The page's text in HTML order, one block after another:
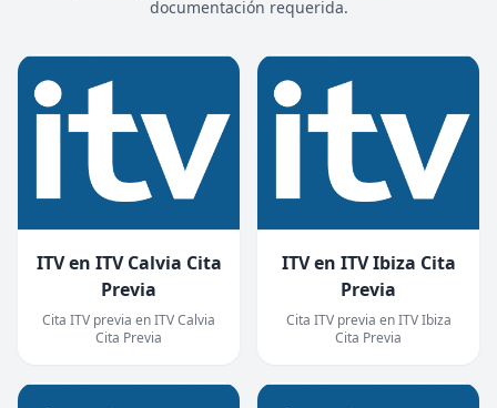
documentación requerida.
ITV en ITV Calvia Cita
Previa
Cita ITV previa en ITV Calvia
Cita Previa
ITV en ITV Ibiza Cita
Previa
Cita ITV previa en ITV Ibiza
Cita Previa